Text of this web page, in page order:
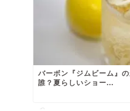
バーボン『ジムビーム』
誰？夏らしいショー...